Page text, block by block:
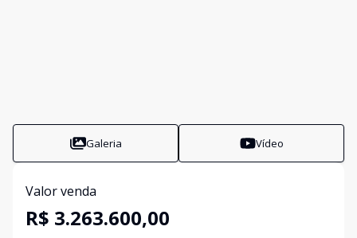
Galeria Vídeo
Valor venda
R$ 3.263.600,00